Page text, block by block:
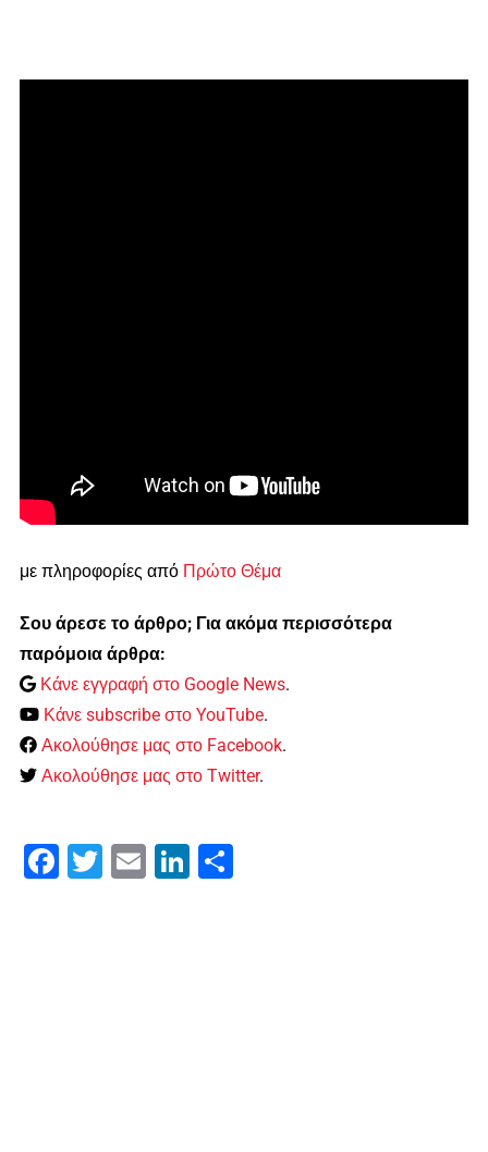
με πληροφορίες απόΠρώτο Θέμα
Σου άρεσε το άρθρο; Για ακόμα περισσότερα
παρόμοια άρθρα:
Κάνε εγγραφή στο Google News.
Κάνε subscribe στο YouTube.
Ακολούθησε μας στο Facebook.
Ακολούθησε μας στο Twitter.
Facebook
Twitter Email LinkedIn